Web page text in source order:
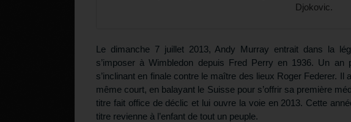
Djokovic.
Le dimanche 7 juillet 2013, Andy Murray entrait dans la
s’imposer à Wimbledon depuis Fred Perry en 1936. Un
s’inclinant en finale contre le maître des lieux Roger Federer.
même court, en balayant le Suisse pour s’offrir sa première
titre fait office de déclic et lui ouvre la voie en 2013. Cette
titre revienne à l’enfant de tout un peuple.